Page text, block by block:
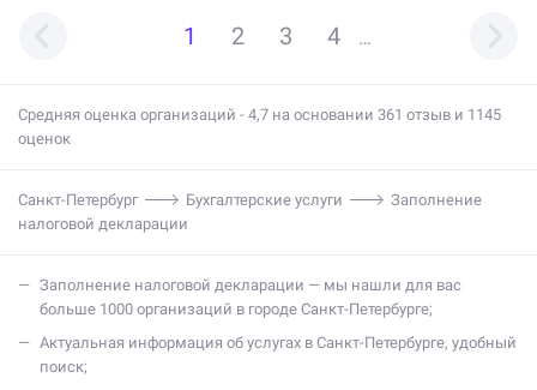
1 2 3 4 …
Средняя оценка организаций - 4,7 на основании 361 отзыв и 1145
оценок
Санкт-Петербург Бухгалтерские услуги
Заполнение
налоговой декларации
заполнение налоговой декларации — мы нашли для вас
больше 1000 организаций в городе Санкт-Петербурге;
актуальная информация об услугах в Санкт-Петербурге, удобный
поиск;